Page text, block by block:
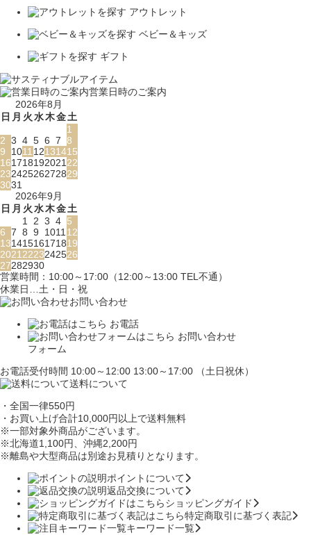
アウトレット
ベビー＆キッズ
ギフト
営業日時のご案内
2026年8月
日 月 火水木金土
1
2 3 4 5 6 7 8
9
1011 12131415
161718192021 22
23242526272829
3031
2026年9月
日 月 火水木金土
1
2 3 4 5
6 7 8 9 1011 12
13141516171819
2021 2223242526
27282930
営業時間：10:00～17:00（12:00～13:00 TEL不通）
休業日…土・日・祝
お問い合わせ
お電話
お問い合わせ
フォーム
お電話受付時間 10:00～12:00 13:00～17:00 （土日祝休）
送料について
・全国一律550円
・お買い上げ合計10,000円 以上で送料無料
※一部対象外商品がございます。
※北海道1,100円
、沖縄2,200円
※離島や大型商品は別途お見積りとなります。
ポイントについて
返品交換について
ショッピングガイド
特定商取引に基づく表記
キーワード一覧